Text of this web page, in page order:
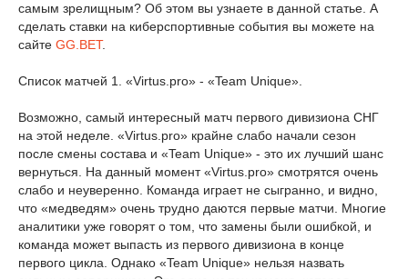
самым зрелищным? Об этом вы узнаете в данной статье. А
сделать ставки на киберспортивные события вы можете на
сайте GG.BET.
Список матчей 1. «Virtus.pro» - «Team Unique».
Возможно, самый интересный матч первого дивизиона СНГ
на этой неделе. «Virtus.pro» крайне слабо начали сезон
после смены состава и «Team Unique» - это их лучший шанс
вернуться. На данный момент «Virtus.pro» смотрятся очень
слабо и неуверенно. Команда играет не сыгранно, и видно,
что «медведям» очень трудно даются первые матчи. Многие
аналитики уже говорят о том, что замены были ошибкой, и
команда может выпасть из первого дивизиона в конце
первого цикла. Однако «Team Unique» нельзя назвать